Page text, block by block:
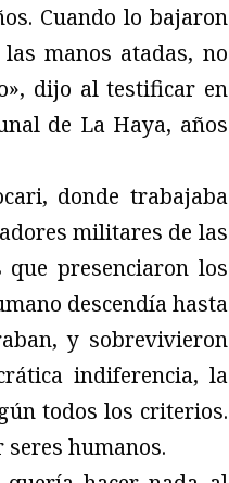
Cuando lo bajaron
manos atadas, no
dijo al testificar en
de La Haya, años
donde trabajaba
militares de las
presenciaron los
descendía hasta
y sobrevivieron
indiferencia, la
todos los criterios.
humanos.